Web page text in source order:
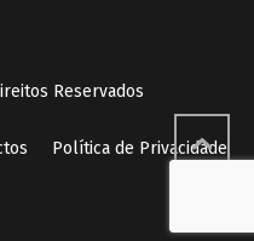
Reservados
Política de Privacidade